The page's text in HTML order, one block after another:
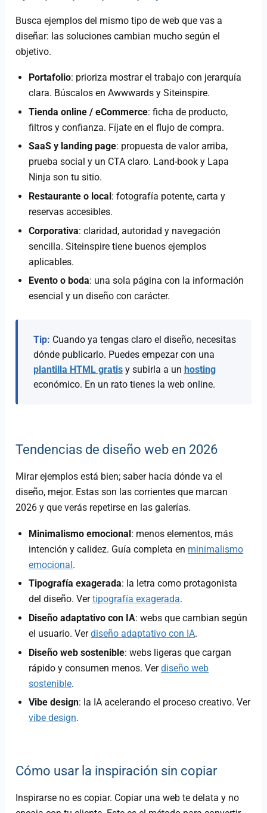
Busca ejemplos del mismo tipo de web que vas a
diseñar: las soluciones cambian mucho según el
objetivo.
Portafolio: prioriza mostrar el trabajo con jerarquía
clara. Búscalos en Awwwards y Siteinspire.
Tienda online / eCommerce: ficha de producto,
filtros y confianza. Fíjate en el flujo de compra.
SaaS y landing page: propuesta de valor arriba,
prueba social y un CTA claro. Land-book y Lapa
Ninja son tu sitio.
Restaurante o local: fotografía potente, carta y
reservas accesibles.
Corporativa: claridad, autoridad y navegación
sencilla. Siteinspire tiene buenos ejemplos
aplicables.
Evento o boda: una sola página con la información
esencial y un diseño con carácter.
Tip: Cuando ya tengas claro el diseño, necesitas
dónde publicarlo. Puedes empezar con una
plantilla HTML gratisy subirla a un hosting
económico. En un rato tienes la web online.
Tendencias de diseño web en 2026
Mirar ejemplos está bien; saber hacia dónde va el
diseño, mejor. Estas son las corrientes que marcan
2026 y que verás repetirse en las galerías.
Minimalismo emocional: menos elementos, más
intención y calidez. Guía completa en minimalismo
emocional.
Tipografía exagerada: la letra como protagonista
del diseño. Vertipografía exagerada.
Diseño adaptativo con IA: webs que cambian según
el usuario. Verdiseño adaptativo con IA.
Diseño web sostenible: webs ligeras que cargan
rápido y consumen menos. Verdiseño web
sostenible.
Vibe design: la IA acelerando el proceso creativo. Ver
vibe design.
Cómo usar la inspiración sin copiar
Inspirarse no es copiar. Copiar una web te delata y no